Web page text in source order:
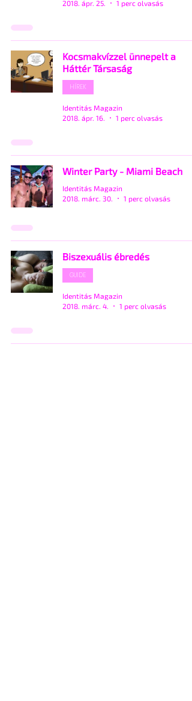
2018. ápr. 25. 1 perc olvasás
Kocsmakvízzel ünnepelt a
Háttér Társaság
HÍREK
Identitás Magazin
2018. ápr. 16.
1 perc olvasás
Winter Party - Miami Beach
Identitás Magazin
2018. márc. 30.
1 perc olvasás
Biszexuális ébredés
GUIDE
Identitás Magazin
2018. márc. 4.
1 perc olvasás